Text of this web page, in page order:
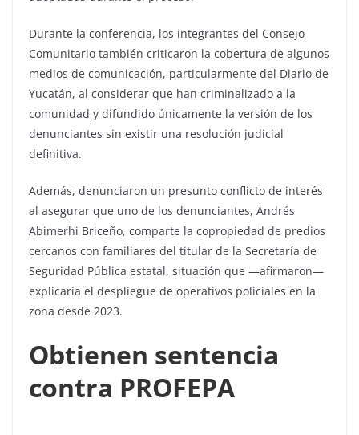
Durante la conferencia, los integrantes del Consejo
Comunitario también criticaron la cobertura de algunos
medios de comunicación, particularmente del Diario de
Yucatán, al considerar que han criminalizado a la
comunidad y difundido únicamente la versión de los
denunciantes sin existir una resolución judicial
definitiva.
Además, denunciaron un presunto conflicto de interés
al asegurar que uno de los denunciantes, Andrés
Abimerhi Briceño, comparte la copropiedad de predios
cercanos con familiares del titular de la Secretaría de
Seguridad Pública estatal, situación que —afirmaron—
explicaría el despliegue de operativos policiales en la
zona desde 2023.
Obtienen sentencia
contra PROFEPA